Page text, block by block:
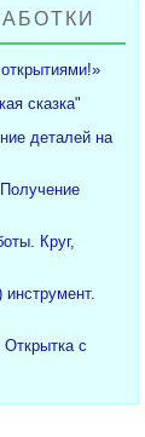
сказка"
деталей на
Круг,
с